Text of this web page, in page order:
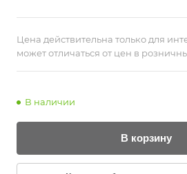
Цена действительна только для
может отличаться от цен в
В наличии
В корзину